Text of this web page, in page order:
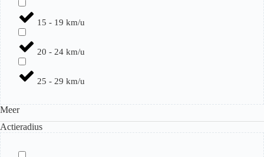
15 - 19 km/u
20 - 24 km/u
25 - 29 km/u
Meer
Actieradius